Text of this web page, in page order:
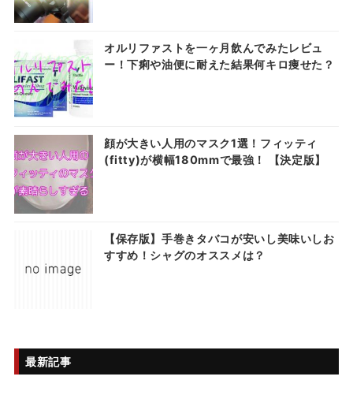
オルリファストを一ヶ月飲んでみたレビュ
ー！下痢や油便に耐えた結果何キロ痩せた？
顔が大きい人用のマスク1選！フィッティ
(fitty)が横幅180mmで最強！ 【決定版】
【保存版】手巻きタバコが安いし美味いしお
すすめ！シャグのオススメは？
最新記事